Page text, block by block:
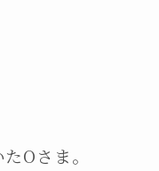
Oさま。